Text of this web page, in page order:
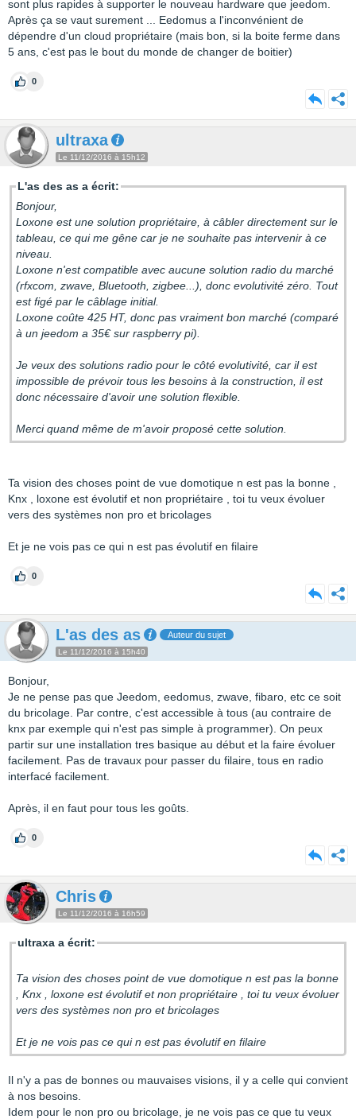
sont plus rapides à supporter le nouveau hardware que jeedom.
Après ça se vaut surement ... Eedomus a l'inconvénient de
dépendre d'un cloud propriétaire (mais bon, si la boite ferme dans
5 ans, c'est pas le bout du monde de changer de boitier)
0
ultraxa
Le 11/12/2016 à 15h12
L'as des as a écrit:
Bonjour,
Loxone est une solution propriétaire, à câbler directement sur le
tableau, ce qui me gêne car je ne souhaite pas intervenir à ce
niveau.
Loxone n'est compatible avec aucune solution radio du marché
(rfxcom, zwave, Bluetooth, zigbee...), donc evolutivité zéro. Tout
est figé par le câblage initial.
Loxone coûte 425 HT, donc pas vraiment bon marché (comparé
à un jeedom a 35€ sur raspberry pi).
Je veux des solutions radio pour le côté evolutivité, car il est
impossible de prévoir tous les besoins à la construction, il est
donc nécessaire d'avoir une solution flexible.
Merci quand même de m'avoir proposé cette solution.
Ta vision des choses point de vue domotique n est pas la bonne ,
Knx , loxone est évolutif et non propriétaire , toi tu veux évoluer
vers des systèmes non pro et bricolages
Et je ne vois pas ce qui n est pas évolutif en filaire
0
L'as des as Auteur du sujet
Le 11/12/2016 à 15h40
Bonjour,
Je ne pense pas que Jeedom, eedomus, zwave, fibaro, etc ce soit
du bricolage. Par contre, c'est accessible à tous (au contraire de
knx par exemple qui n'est pas simple à programmer). On peux
partir sur une installation tres basique au début et la faire évoluer
facilement. Pas de travaux pour passer du filaire, tous en radio
interfacé facilement.
Après, il en faut pour tous les goûts.
0
Chris
Le 11/12/2016 à 16h59
ultraxa a écrit:
Ta vision des choses point de vue domotique n est pas la bonne
, Knx , loxone est évolutif et non propriétaire , toi tu veux évoluer
vers des systèmes non pro et bricolages
Et je ne vois pas ce qui n est pas évolutif en filaire
Il n'y a pas de bonnes ou mauvaises visions, il y a celle qui convient
à nos besoins.
Idem pour le non pro ou bricolage, je ne vois pas ce que tu veux